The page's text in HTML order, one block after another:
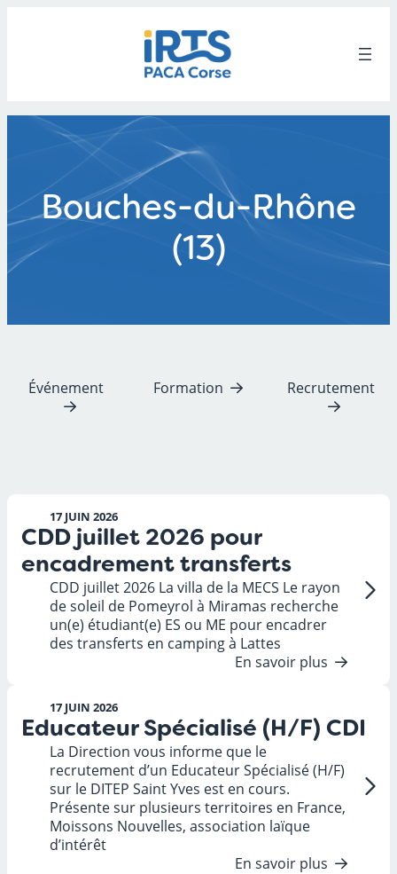
Bouches-du-Rhône
(13)
Événement Formation Recrutement
17 JUIN 2026
CDD juillet 2026 pour
encadrement transferts
CDD juillet 2026 La villa de la MECS Le rayon
de soleil de Pomeyrol à Miramas recherche
un(e) étudiant(e) ES ou ME pour encadrer
des transferts en camping à Lattes
En savoir plus
17 JUIN 2026
Educateur Spécialisé (H/F) CDI
La Direction vous informe que le
recrutement d’un Educateur Spécialisé (H/F)
sur le DITEP Saint Yves est en cours.
Présente sur plusieurs territoires en France,
Moissons Nouvelles, association laïque
d’intérêt
En savoir plus